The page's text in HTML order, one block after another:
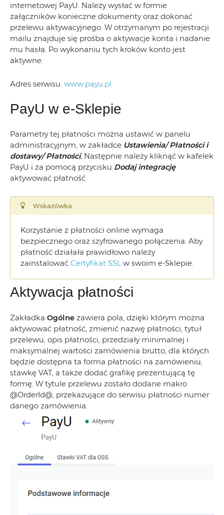
internetowej PayU. Należy wysłać w formie
załączników konieczne dokumenty oraz dokonać
przelewu aktywacyjnego. W otrzymanym po rejestracji
mailu znajduje się prośba o aktywacje konta i nadanie
mu hasła. Po wykonaniu tych kroków konto jest
aktywne.
Adres serwisu: www.payu.pl
PayU w e-Sklepie
Parametry tej płatności można ustawić w panelu
administracyjnym, w zakładce Ustawienia/ Płatności i
dostawy/ Płatności. Następnie należy kliknąć w kafelek
PayU i za pomocą przycisku Dodaj integrację
aktywować płatność.
Wskazówka
Korzystanie z płatności online wymaga
bezpiecznego oraz szyfrowanego połączenia. Aby
płatność działała prawidłowo należy
zainstalować Certyfikat SSL w swoim e-Sklepie.
Aktywacja płatności
Zakładka Ogólne zawiera pola, dzięki którym można
aktywować płatność, zmienić nazwę płatności, tytuł
przelewu, opis płatności, przedziały minimalnej i
maksymalnej wartości zamówienia brutto, dla których
będzie dostępna ta forma płatności na zamówieniu,
stawkę VAT, a także dodać grafikę prezentującą tę
formę. W tytule przelewu zostało dodane makro
@OrderId@, przekazujące do serwisu płatności numer
danego zamówienia.